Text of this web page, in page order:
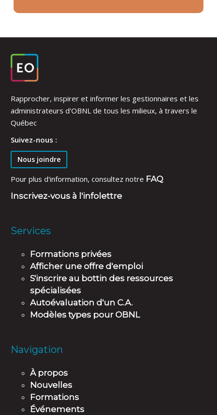
Rapprocher, inspirer et informer les gestionnaires et les
administrateurs d'OBNL de tous les milieux, à travers le
Québec
Suivez-nous :
Nous joindre
Pour plus d'information, consultez notre FAQ
Inscrivez-vous à l'infolettre
Services
Formations privées
Afficher une offre d'emploi
S'inscrire au bottin des ressources
spécialisées
Autoévaluation d'un C.A.
Modèles types pour OBNL
Navigation
À propos
Nouvelles
Formations
Événements